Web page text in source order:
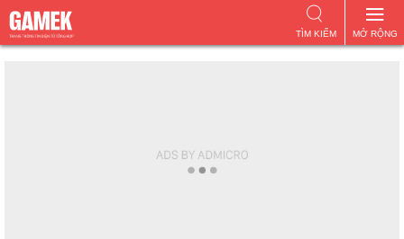
MỞ RỘNG
TÌM KIẾM